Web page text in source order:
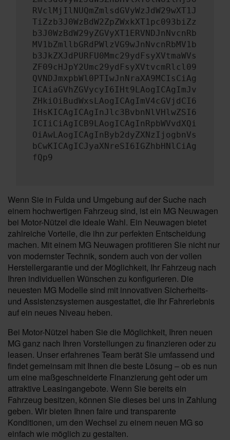
RVclMjIlNUQmZmlsdGVyWzJdW29wXT1J
TiZzb3J0WzBdW2ZpZWxkXT1pc093biZz
b3J0WzBdW29yZGVyXT1ERVNDJnNvcnRb
MV1bZmllbGRdPWlzVG9wJnNvcnRbMV1b
b3JkZXJdPURFU0Mmc29ydFsyXVtmaWVs
ZF09cHJpY2Umc29ydFsyXVtvcmRlcl09
QVNDJmxpbWl0PTIwJnNraXA9MCIsCiAg
ICAiaGVhZGVycyI6IHt9LAogICAgImJv
ZHkiOiBudWxsLAogICAgImV4cGVjdCI6
IHsKICAgICAgInJlc3BvbnNlVHlwZSI6
ICIiCiAgICB9LAogICAgInRpbWVvdXQi
OiAwLAogICAgInByb2dyZXNzIjogbnVs
bCwKICAgICJyaXNreSI6IGZhbHNlCiAg
fQp9
Wenn Sie in Fulda und Umgebung auf der Suche nach
einem hochwertigen Fahrzeug sind, ist ein MG Neuwagen
bei Motor-Nützel die ideale Wahl. Ein Neuwagen bietet
zahlreiche Vorteile, die ihn zur perfekten Entscheidung
machen. Mit einem MG Neuwagen profitieren Sie nicht nur
von modernster Technik, sondern auch von der vollen
Herstellergarantie und der Möglichkeit, Ihr Fahrzeug nach
Ihren individuellen Wünschen zu konfigurieren. Die
neuesten MG Modelle sind mit innovativen Sicherheits-
und Assistenzsystemen ausgestattet, die Ihr Fahrerlebnis
auf ein neues Niveau heben.
Bei Motor-Nützel haben Sie die Möglichkeit, Ihren neuen
MG ganz nach Ihren Vorstellungen zu finanzieren oder zu
leasen. Unser erfahrenes Team berät Sie umfassend und
findet gemeinsam mit Ihnen die beste Lösung – ob es nun
um eine maßgeschneiderte Finanzierung geht oder um
attraktive Leasingangebote. Wenn Sie bereits ein
Fahrzeug besitzen, können Sie dieses bei uns in Zahlung
geben. Wir bieten Ihnen faire und transparente
Konditionen, um den Wechsel zu einem neuen MG so
einfach wie möglich zu gestalten.